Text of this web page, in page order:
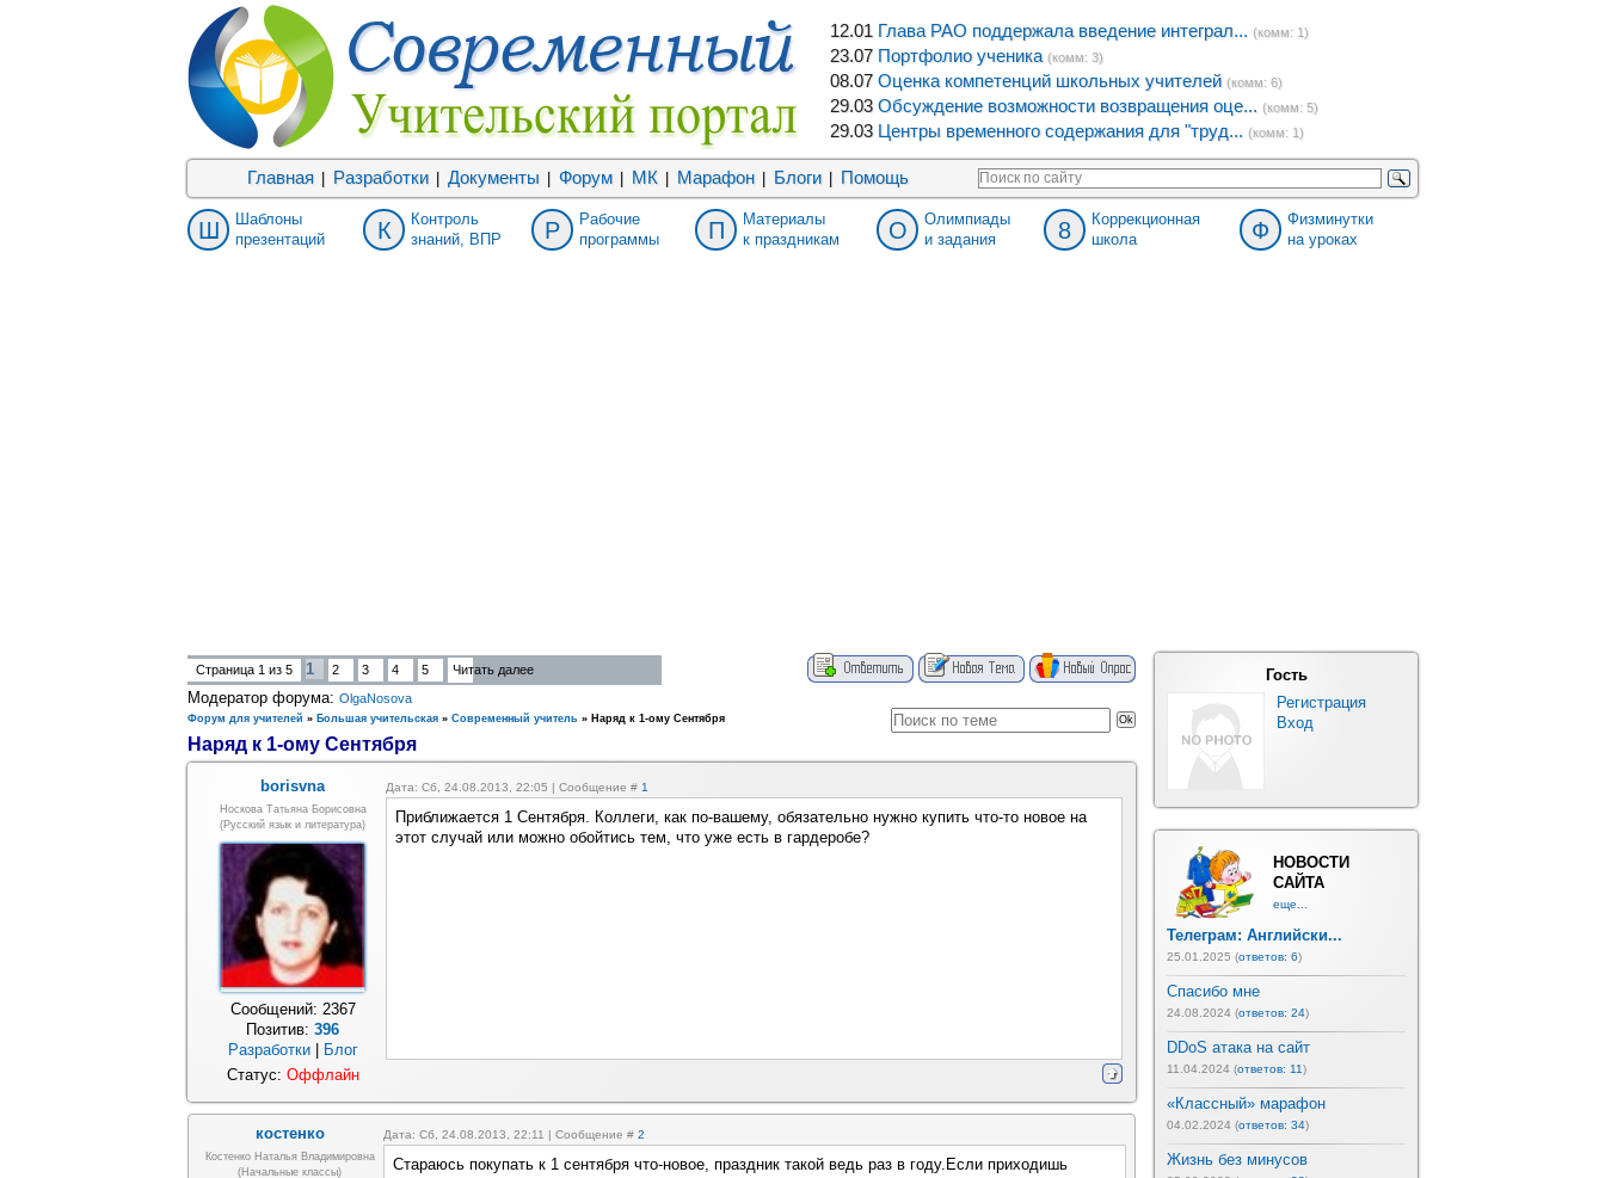
12.01 Глава РАО поддержала введение интеграл... (комм: 1)
23.07 Портфолио ученика (комм: 3)
08.07 Оценка компетенций школьных учителей (комм: 6)
29.03 Обсуждение возможности возвращения оце... (комм: 5)
29.03 Центры временного содержания для "труд... (комм: 1)
Главная Разработки Документы Форум МК Марафон Блоги Помощь
Ш
Шаблоны
презентаций
К
Контроль
знаний, ВПР
Р
Рабочие
программы
П
Материалы
к праздникам
О
Олимпиады
и задания
8
Коррекционная
школа
Ф
Физминутки
на уроках
Страница 1 из 5 1 2 3 4 5 Читать далее
Модератор форума: OlgaNosova
Форум для учителей » Большая учительская » Современный учитель » Наряд к 1-ому Сентября
Наряд к 1-ому Сентября
borisvna Дата: Сб, 24.08.2013, 22:05 | Сообщение # 1
Носкова Татьяна Борисовна
(русский язык и литература)
Сообщений: 2367
Позитив: 396
Разработки| Блог
Приближается 1 Сентября. Коллеги, как по-вашему, обязательно нужно купить что-то новое на
этот случай или можно обойтись тем, что уже есть в гардеробе?
Статус: Оффлайн
костенко Дата: Сб, 24.08.2013, 22:11 | Сообщение # 2
Костенко Наталья Владимировна
(начальные классы)
Стараюсь покупать к 1 сентября что-новое, праздник такой ведь раз в году.Если приходишь
Гость
Регистрация
Вход
НОВОСТИ
САЙТА
еще...
Телеграм: Английски...
25.01.2025 (ответов: 6)
Спасибо мне
24.08.2024 (ответов: 24)
DDoS атака на сайт
11.04.2024 (ответов: 11)
«Классный» марафон
04.02.2024 (ответов: 34)
Жизнь без минусов